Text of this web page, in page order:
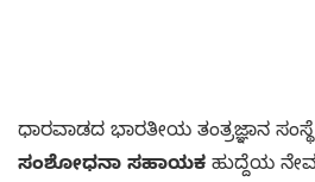
ಧಾರವಾಡದ ಭಾರತೀಯ ತಂತ್ರಜ್ಞಾನ
ಸಂಶೋಧನಾ ಸಹಾಯಕ ಹುದ್ದೆಯ